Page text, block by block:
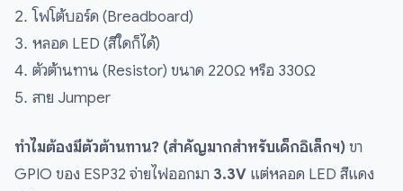
โฟโต้บอร์ด (Breadboard)
หลอด LED (สีใดก็ได้)
ตัวต้านทาน (Resistor) ขนาด 220Ω หรือ 330Ω
สาย Jumper
ทำไมต้องมีตัวต้านทาน? (สำคัญมากสำหรับเด็กอิเล็กฯ)ขา
GPIO ของ ESP32 จ่ายไฟออกมา 3.3V แต่หลอด LED สีแดง